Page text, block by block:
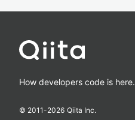
How developers code is here.
© 2011-2026 Qiita Inc.